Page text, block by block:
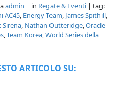
admin | in Regate & Eventi | tag:
AC45, Energy Team, James Spithill,
Sirena, Nathan Outteridge,Oracle
,Team Korea,World Series della
ARTICOLO SU: